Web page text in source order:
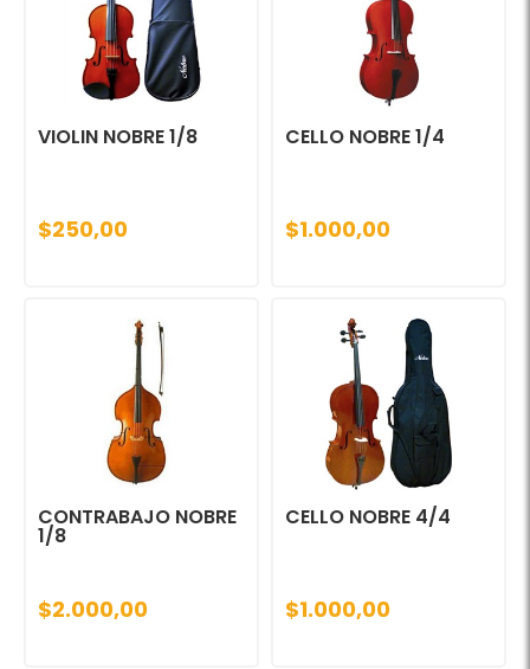
VIOLIN NOBRE 1/8
$250,00
CELLO NOBRE 1/4
$1.000,00
CONTRABAJO NOBRE
1/8
$2.000,00
CELLO NOBRE 4/4
$1.000,00